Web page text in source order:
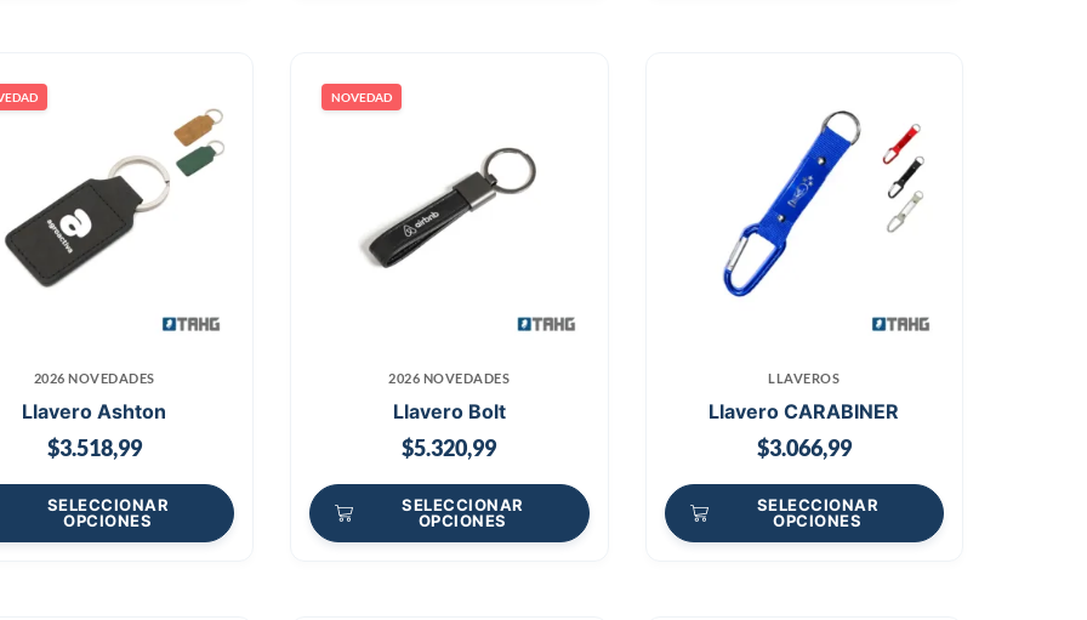
2026 NOVEDADES
Llavero Ashton
$3.518,99
SELECCIONAR
OPCIONES
NOVEDAD
2026 NOVEDADES
Llavero Bolt
$5.320,99
SELECCIONAR
OPCIONES
LLAVEROS
Llavero CARABINER
$3.066,99
SELECCIONAR
OPCIONES